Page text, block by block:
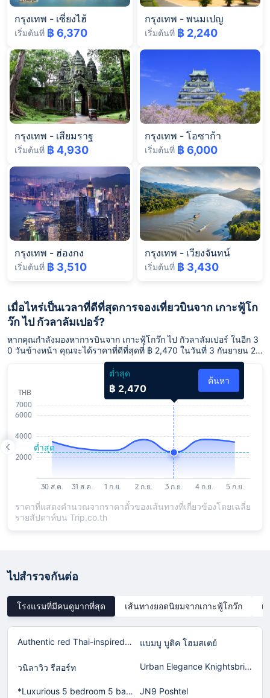
กรุงเทพ - เซี่ยงไฮ้
เริ่มต้นที่ ฿ 6,370
กรุงเทพ - พนมเปญ
เริ่มต้นที่ ฿ 2,240
กรุงเทพ - เสียมราฐ
เริ่มต้นที่ ฿ 4,930
กรุงเทพ - โอซาก้า
เริ่มต้นที่ ฿ 6,000
กรุงเทพ - ฮ่องกง
เริ่มต้นที่ ฿ 3,510
กรุงเทพ - เวียงจันทน์
เริ่มต้นที่ ฿ 3,430
เมื่อไหร่เป็นเวลาที่ดีที่สุดการจองเที่ยวบินจาก เกาะฟู้โก
ว๊ก ไป กัวลาลัมเปอร์?
หากคุณกำลังมองหาการบินจาก เกาะฟู้โกว๊ก ไป กัวลาลัมเปอร์ ในอีก 3
0 วันข้างหน้า คุณจะได้ราคาที่ดีที่สุดที่ ฿ 2,470 ในวันที่ 3 กันยายน 25
ต่ำสุด
฿ 2,470
ค้นหา
ราคาที่แสดงคำนวณจากราคาตั๋วของเส้นทางที่เกี่ยวข้องโดยเฉลี่ย
รายสัปดาห์บน Trip.co.th
ไปสำรวจกันต่อ
โรงแรมที่มีคนดูมากที่สุด เส้นทางยอดนิยมจากเกาะฟู้โกว๊ก เ
Authentic red Thai-inspired home in Laguna! แบมบู บูติค โฮมสเตย์
วนิลาวิว รีสอร์ท Urban Elegance Knightsbridge BTS Bearing
*Luxurious 5 bedroom 5 bathroom Gym Views v138 JN9 Poshtel